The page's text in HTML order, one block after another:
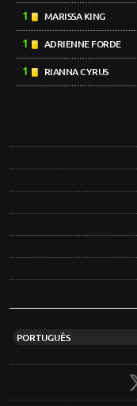
1 MARISSA KING
1 ADRIENNE FORDE
1 RIANNA CYRUS